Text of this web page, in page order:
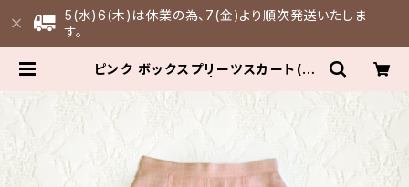
5(水)6(木)は休業の為、7(金)より順次発送いたしま
す。
ピンク ボックスプリーツスカート(デ